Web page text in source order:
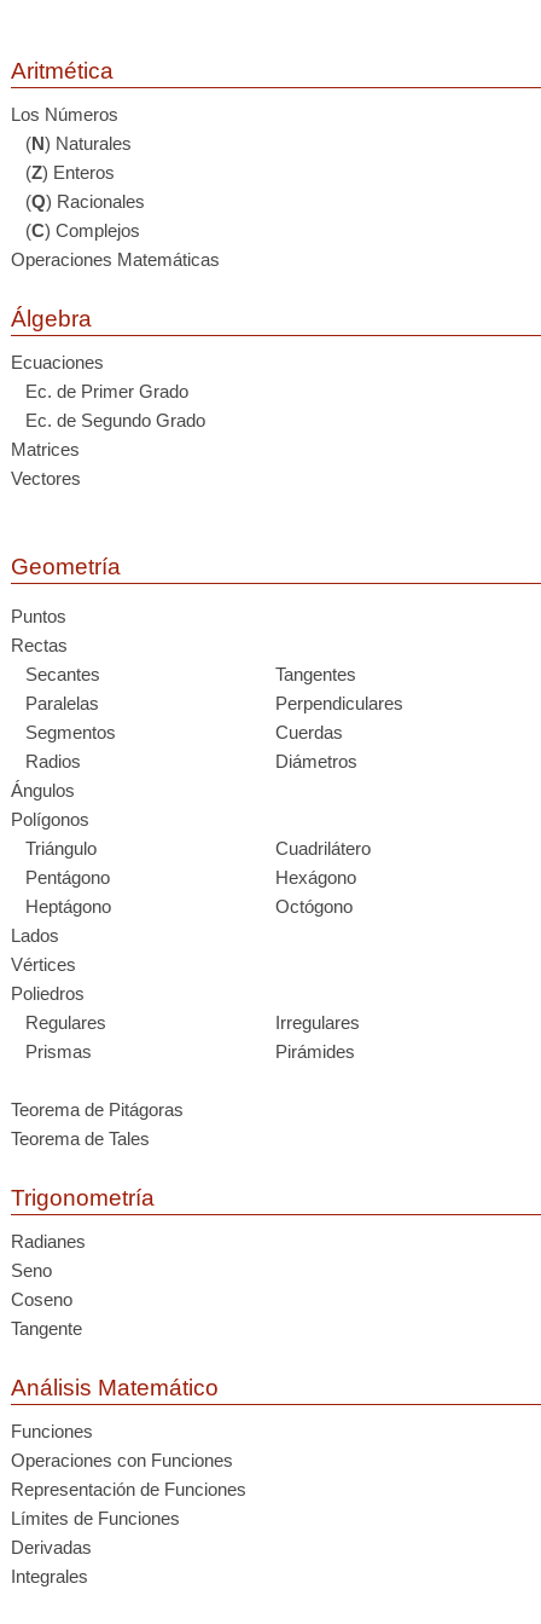
Aritmética
Los Números
(N) Naturales
(Z) Enteros
(Q) Racionales
(C) Complejos
Operaciones Matemáticas
Álgebra
Ecuaciones
Ec. de Primer Grado
Ec. de Segundo Grado
Matrices
Vectores
Geometría
Puntos
Rectas
Secantes
Tangentes
Paralelas
Perpendiculares
Segmentos
Cuerdas
Radios
Diámetros
Ángulos
Polígonos
Triángulo
Cuadrilátero
Pentágono
Hexágono
Heptágono
Octógono
Lados
Vértices
Poliedros
Regulares
Irregulares
Prismas
Pirámides
Teorema de Pitágoras
Teorema de Tales
Trigonometría
Radianes
Seno
Coseno
Tangente
Análisis Matemático
Funciones
Operaciones con Funciones
Representación de Funciones
Límites de Funciones
Derivadas
Integrales